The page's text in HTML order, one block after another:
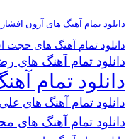
دانلود تمام آهنگ های آرون افشار
دانلود تمام آهنگ های حجت
دانلود تمام آهنگ های
دانلود تمام
دانلود تمام آهنگ های
دانلود تمام آهنگ های